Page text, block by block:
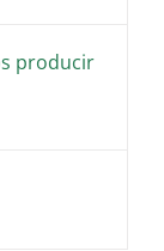
producir